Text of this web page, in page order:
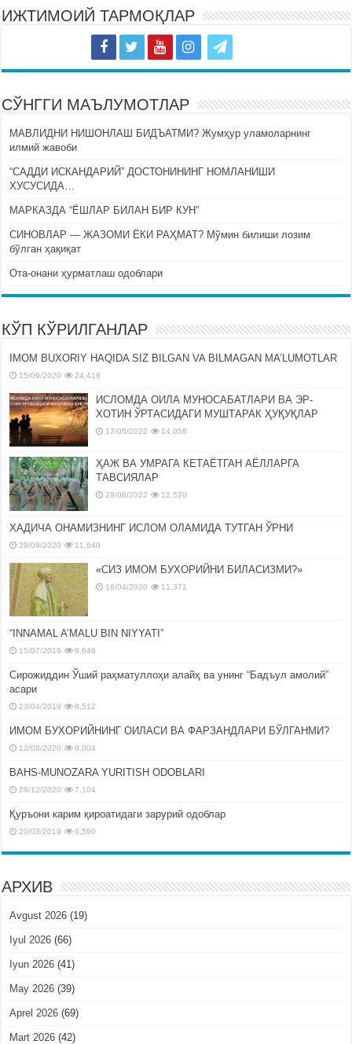
ИЖТИМОИЙ ТАРМОҚЛАР
СЎНГГИ МАЪЛУМОТЛАР
МАВЛИДНИ НИШОНЛАШ БИДЪАТМИ? Жумҳур уламоларнинг
илмий жавоби
“САДДИ ИСКАНДАРИЙ” ДОСТОНИНИНГ НОМЛАНИШИ
ХУСУСИДА…
МАРКАЗДА “ЁШЛАР БИЛАН БИР КУН”
СИНОВЛАР — ЖАЗОМИ ЁКИ РАҲМАТ? Мўмин билиши лозим
бўлган ҳақиқат
Ота-онани ҳурматлаш одоблари
КЎП КЎРИЛГАНЛАР
IMOM BUXORIY HAQIDA SIZ BILGAN VA BILMAGAN MA’LUMOTLAR
15/09/2020 24,418
ИСЛОМДА ОИЛА МУНОСАБАТЛАРИ ВА ЭР-
ХОТИН ЎРТАСИДАГИ МУШТАРАК ҲУҚУҚЛАР
17/05/2022 14,058
ҲАЖ ВА УМРАГА КЕТАЁТГАН АЁЛЛАРГА
ТАВСИЯЛАР
29/06/2022 12,520
ХАДИЧА ОНАМИЗНИНГ ИСЛОМ ОЛАМИДА ТУТГАН ЎРНИ
29/09/2020 11,640
«СИЗ ИМОМ БУХОРИЙНИ БИЛАСИЗМИ?»
16/04/2020 11,371
“INNAMAL A’MALU BIN NIYYATI”
15/07/2019 9,646
Сирожиддин Ўший раҳматуллоҳи алайҳ ва унинг “Бадъул амолий”
асари
23/04/2019 8,512
ИМОМ БУХОРИЙНИНГ ОИЛАСИ ВА ФАРЗАНДЛАРИ БЎЛГАНМИ?
12/08/2020 8,004
BAHS-MUNOZARA YURITISH ODOBLARI
29/12/2020 7,104
Қуръони карим қироатидаги зарурий одоблар
20/03/2019 6,590
АРХИВ
Avgust 2026 (19)
Iyul 2026 (66)
Iyun 2026 (41)
May 2026 (39)
Aprel 2026 (69)
Mart 2026 (42)